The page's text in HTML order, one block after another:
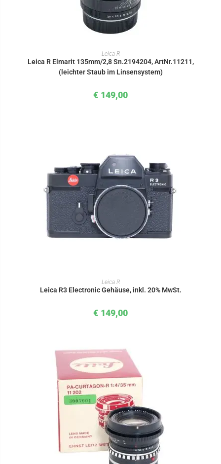
IN DEN WARENKORB
Leica R
Leica R Elmarit 135mm/2,8 Sn.2194204, ArtNr.11211,
(leichter Staub im Linsensystem)
€ 149,00
IN DEN WARENKORB
Leica R
Leica R3 Electronic Gehäuse, inkl. 20% MwSt.
€ 149,00